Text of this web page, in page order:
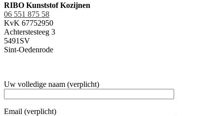
RIBO Kunststof Kozijnen
06 551 875 58
KvK 67752950
Achterstesteeg 3
5491SV
Sint-Oedenrode
Uw volledige naam (verplicht)
Email (verplicht)